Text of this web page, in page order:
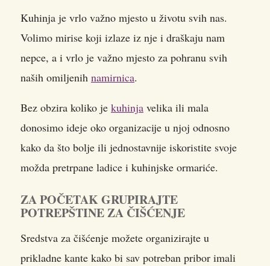
Kuhinja je vrlo važno mjesto u životu svih nas.
Volimo mirise koji izlaze iz nje i draškaju nam
nepce, a i vrlo je važno mjesto za pohranu svih
naših omiljenih namirnica.
Bez obzira koliko je kuhinja velika ili mala
donosimo ideje oko organizacije u njoj odnosno
kako da što bolje ili jednostavnije iskoristite svoje
možda pretrpane ladice i kuhinjske ormariće.
ZA POČETAK GRUPIRAJTE
POTREPŠTINE ZA ČIŠĆENJE
Sredstva za čišćenje možete organizirajte u
prikladne kante kako bi sav potreban pribor imali